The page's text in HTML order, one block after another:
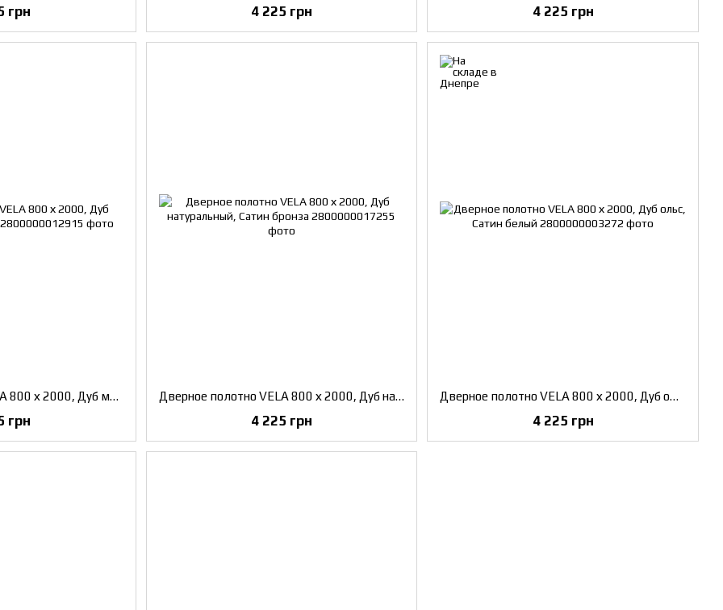
грн 4 225 грн 4 225 грн
Дверное полотно VELA 800 х 2000, Дуб мембау, Сатин белый
грн
Дверное полотно VELA 800 х 2000, Дуб натуральный, Сатин бронза
4 225 грн
Дверное полотно VELA 800 х 2000, Дуб ольс, Сатин белый
4 225 грн